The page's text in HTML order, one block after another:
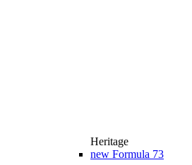
Heritage
new Formula 73